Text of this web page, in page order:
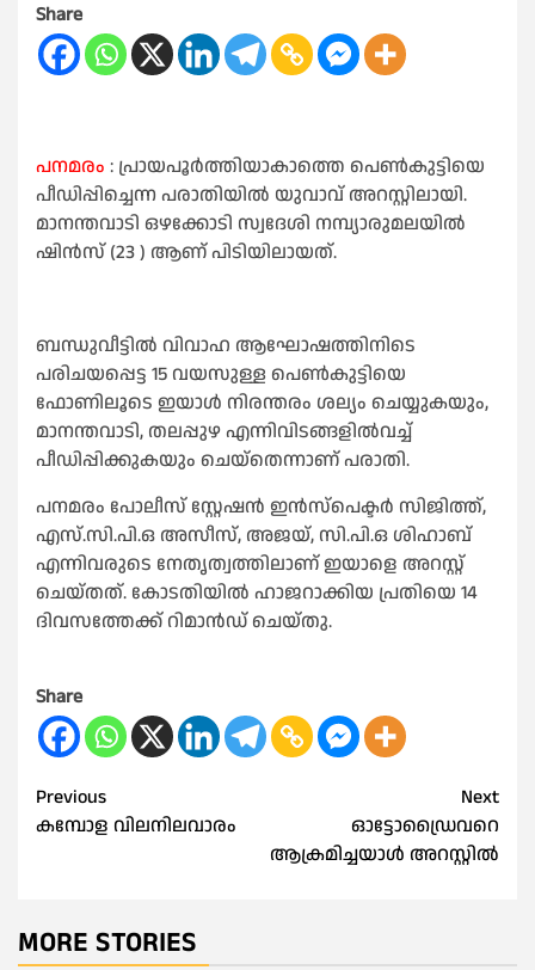
Share
പനമരം : പ്രായപൂർത്തിയാകാത്തെ പെൺകുട്ടിയെ
പീഡിപ്പിച്ചെന്ന പരാതിയിൽ യുവാവ് അറസ്റ്റിലായി.
മാനന്തവാടി ഒഴക്കോടി സ്വദേശി നമ്പ്യാരുമലയിൽ
ഷിൻസ് (23 ) ആണ് പിടിയിലായത്.
ബന്ധുവീട്ടിൽ വിവാഹ ആഘോഷത്തിനിടെ
പരിചയപ്പെട്ട 15 വയസുള്ള പെൺകുട്ടിയെ
ഫോണിലൂടെ ഇയാൾ നിരന്തരം ശല്യം ചെയ്യുകയും,
മാനന്തവാടി, തലപ്പുഴ എന്നിവിടങ്ങളിൽവച്ച്
പീഡിപ്പിക്കുകയും ചെയ്തെന്നാണ് പരാതി.
പനമരം പോലീസ് സ്റ്റേഷൻ ഇൻസ്‌പെക്ടർ സിജിത്ത്,
എസ്.സി.പി.ഒ അസീസ്, അജയ്, സി.പി.ഒ ശിഹാബ്
എന്നിവരുടെ നേതൃത്വത്തിലാണ് ഇയാളെ അറസ്റ്റ്
ചെയ്തത്. കോടതിയിൽ ഹാജറാക്കിയ പ്രതിയെ 14
ദിവസത്തേക്ക് റിമാൻഡ് ചെയ്തു.
Share
Post
navigation
Previous
കമ്പോള വിലനിലവാരം
Next
ഓട്ടോഡ്രൈവറെ
ആക്രമിച്ചയാൾ അറസ്റ്റിൽ
MORE STORIES